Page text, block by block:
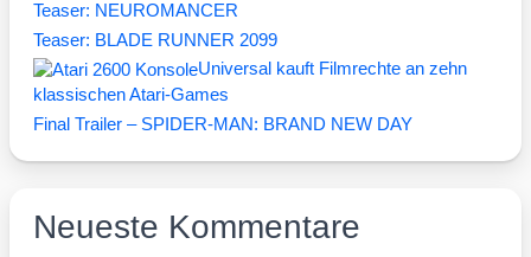
Teaser: NEUROMANCER
Teaser: BLADE RUNNER 2099
Universal kauft Filmrechte an zehn
klassischen Atari-Games
Final Trailer – SPIDER-MAN: BRAND NEW DAY
Neueste Kommentare